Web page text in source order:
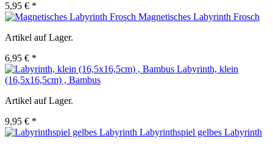
5,95 € *
Magnetisches Labyrinth Frosch
Artikel auf Lager.
6,95 € *
Labyrinth, klein
(16,5x16,5cm) , Bambus
Artikel auf Lager.
9,95 € *
Labyrinthspiel gelbes Labyrinth